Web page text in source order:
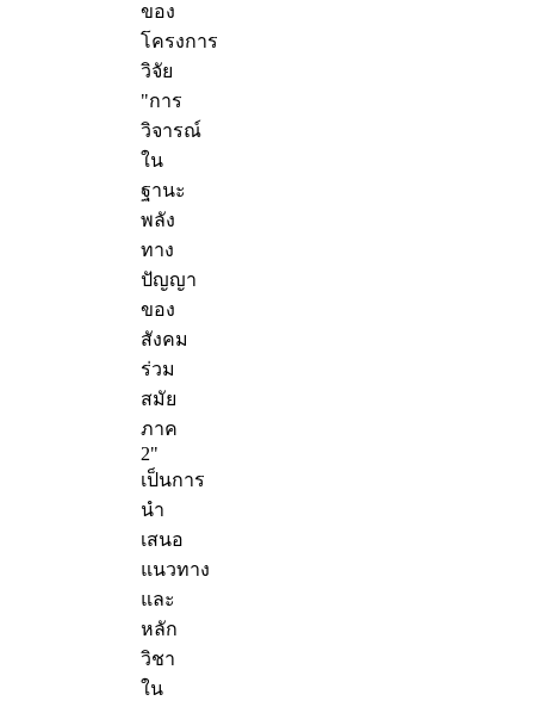
ของ
โครงการ
วิจัย
"การ
วิจารณ์
ใน
ฐานะ
พลัง
ทาง
ปัญญา
ของ
สังคม
ร่วม
สมัย
ภาค
2"
เป็นการ
นำ
เสนอ
แนวทาง
และ
หลัก
วิชา
ใน